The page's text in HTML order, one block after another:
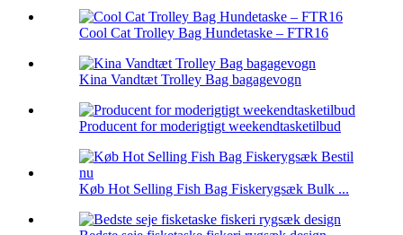
Cool Cat Trolley Bag Hundetaske – FTR16
Kina Vandtæt Trolley Bag bagagevogn
Producent for moderigtigt weekendtasketilbud
Køb Hot Selling Fish Bag Fiskerygsæk Bulk ...